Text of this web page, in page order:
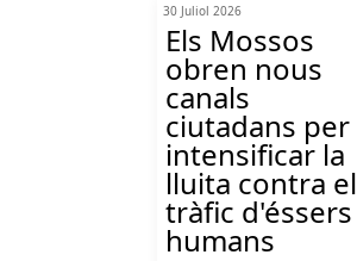
30 Juliol 2026
Els Mossos
obren nous
canals
ciutadans per
intensificar la
lluita contra el
tràfic d'éssers
humans